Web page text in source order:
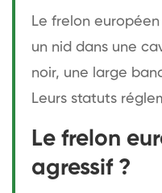
Le frelon
un nid dans une
noir, une large
Leurs statuts
Le frelon
agressif ?